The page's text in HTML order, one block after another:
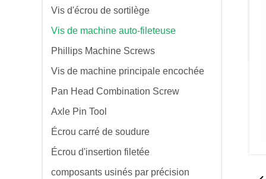
Vis d'écrou de sortilège
Vis de machine auto-fileteuse
Phillips Machine Screws
Vis de machine principale encochée
Pan Head Combination Screw
Axle Pin Tool
Écrou carré de soudure
Écrou d'insertion filetée
composants usinés par précision